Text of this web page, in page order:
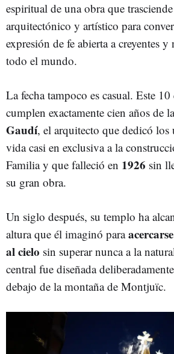
espiritual de una obra que
arquitectónico y artístico para
expresión de fe abierta a creyentes y
todo el mundo.
La fecha tampoco es casual. Este
cumplen exactamente cien años de
Gaudí, el arquitecto que dedicó los
vida casi en exclusiva a la
Familia y que falleció en 1926 sin
su gran obra.
Un siglo después, su templo ha
altura que él imaginó para
al cielo sin superar nunca a la
central fue diseñada
debajo de la montaña de Montjuïc.